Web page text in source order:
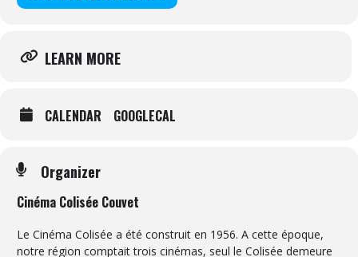
LEARN MORE
CALENDAR GOOGLECAL
Organizer
Cinéma Colisée Couvet
Le Cinéma Colisée a été construit en 1956. A cette époque,
notre région comptait trois cinémas, seul le Colisée demeure